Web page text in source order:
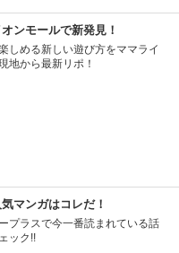
ンモールで新発見！
しめる新しい遊び方をママライ
地から最新リポ！
マンガはコレだ！
プラスで今一番読まれている話
ック!!